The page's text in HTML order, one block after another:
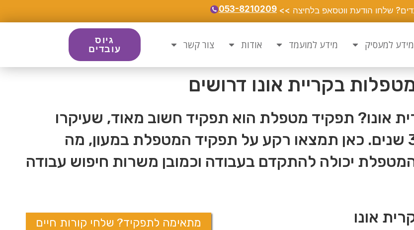
שלחו הודעת ווטסאפ בלחיצה >> 053-8210209
מידע למעסיק מידע למועמד אודות צור קשר
גיוס
עובדים
בקריית אונו דרושים
אונו? תפקיד מטפלת הוא תפקיד חשוב מאוד, שעיקרו
טיפול בילדים בגילאי 3 חודשים ועד 3 שנים. כאן תמצאו רקע על תפקיד המטפלת במעון, מה
המטפלת יכולה להתקדם בעבודה וכמובן משרות חיפוש עבודה
מתאימה לתפקיד? שלחי קורות חיים אונו